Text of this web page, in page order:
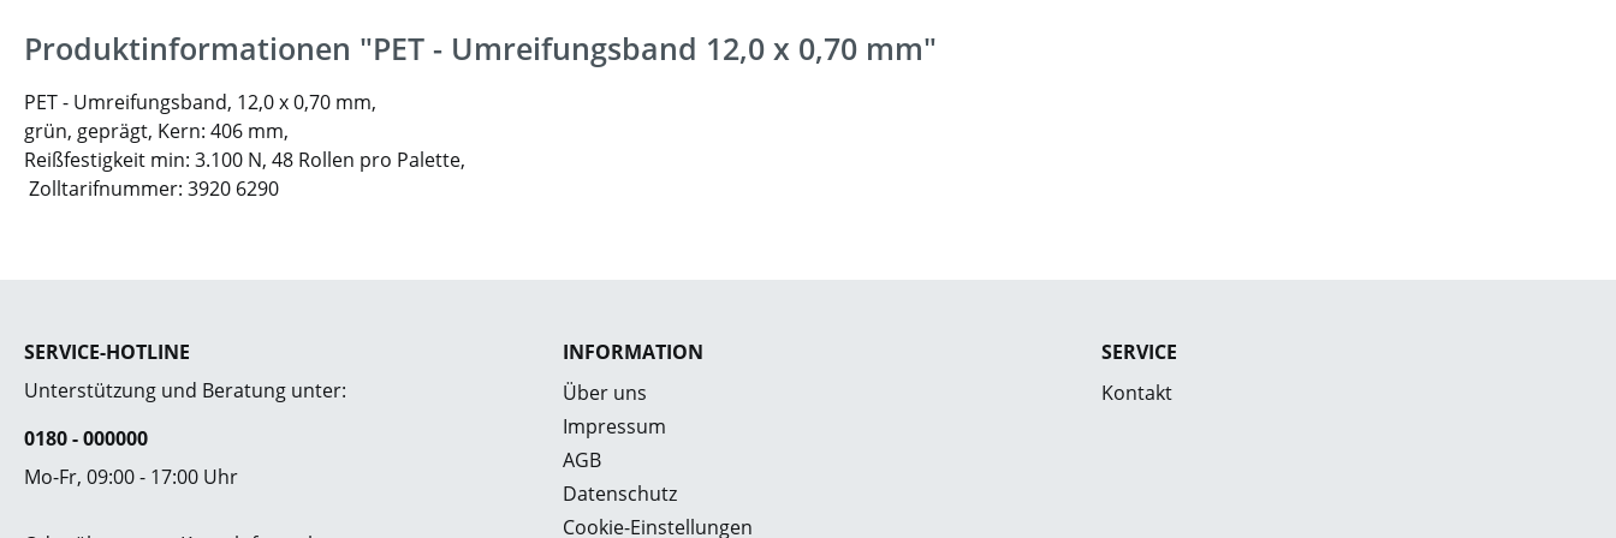
Produktinformationen "PET - Umreifungsband 12,0 x 0,70 mm"
PET - Umreifungsband, 12,0 x 0,70 mm,
grün, geprägt, Kern: 406 mm,
Reißfestigkeit min: 3.100 N, 48 Rollen pro Palette,
Zolltarifnummer: 3920 6290
SERVICE-HOTLINE
Unterstützung und Beratung unter:
0180 - 000000
Mo-Fr, 09:00 - 17:00 Uhr
INFORMATION
Über uns
Impressum
AGB
Datenschutz
Cookie-Einstellungen
SERVICE
Kontakt